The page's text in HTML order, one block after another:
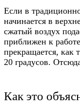
Если в
начинается в
сжатый воздух
приближен к
прекращается, как
20 градусов.
Как это